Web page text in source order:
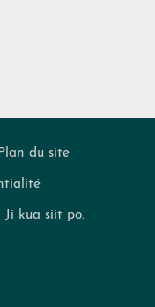
Plan du site
Ji kua siit po.